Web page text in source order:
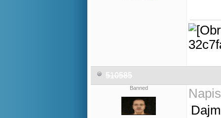
510585
Banned